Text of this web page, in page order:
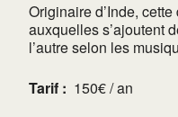
Originaire d’Inde,
auxquelles s’ajoutent
l’autre selon les
Tarif : 150€ / an